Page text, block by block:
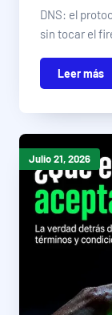
DNS: el
sin tocar el
Leer más
Julio 21, 2026